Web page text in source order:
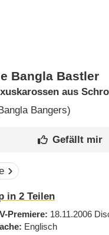
Bangla Bastler
aus
Bangers)
in 2 Teilen
Premiere 18.11.2006
Englisch